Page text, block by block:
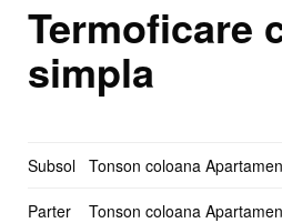
Termoficare
simpla
Subsol Tonson coloana
Parter Tonson coloana